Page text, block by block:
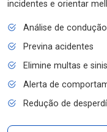
incidentes e orientar
Análise de
Previna acidentes
Elimine multas e
Alerta de
Redução de